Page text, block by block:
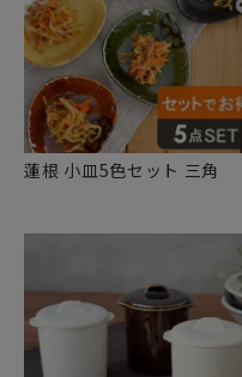
蓮根 小皿5色セット 三角